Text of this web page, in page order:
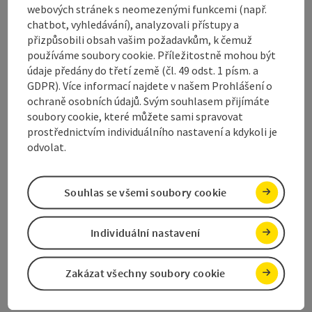
otevřít
Označit příspěvek: Fischen Angelparadies
Fischen Angelparadies
Wolfgangsee - Teilgebiet Ried /
Schwand
Rybolov v centrální podoblasti Ried, Schwand
St. Gilgen
telefon
+43 664 2222020
Otevírací doba
Otevřeno v pondělí
Otevřeno v úterý
STOtevřeno ve středu
ČTOtevřeno ve čtvrtek
PÁOtevřeno v pátek
SOOtevřeno v sobotu
NEOtevřeno v neděli
SVOtevřeno o svátcích
©
webových stránek s neomezenými funkcemi (např.
chatbot, vyhledávání), analyzovali přístupy a
přizpůsobili obsah vašim požadavkům, k čemuž
používáme soubory cookie. Příležitostně mohou být
údaje předány do třetí země (čl. 49 odst. 1 písm. a
GDPR). Více informací najdete v našem Prohlášení o
ochraně osobních údajů. Svým souhlasem přijímáte
soubory cookie, které můžete sami spravovat
prostřednictvím individuálního nastavení a kdykoli je
odvolat.
Zakázat všechny soubory cookie
Individuální nastavení
Souhlas se všemi soubory cookie